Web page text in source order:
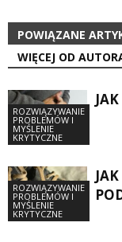
POWIĄZANE
WIĘCEJ OD
ROZWIĄZYWANIE
PROBLEMÓW I
MYŚLENIE
KRYTYCZNE
ROZWIĄZYWANIE
PROBLEMÓW I
MYŚLENIE
KRYTYCZNE